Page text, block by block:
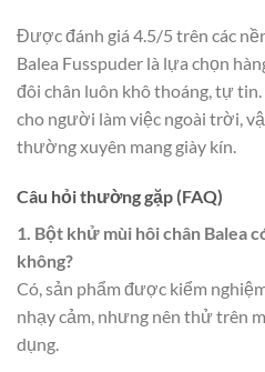
Được đánh giá 4.5/5 trên các
Balea Fusspuder là lựa chọn
đôi chân luôn khô thoáng, tự
cho người làm việc ngoài trời,
thường xuyên mang giày kín.
Câu hỏi thường gặp (FAQ)
1. Bột khử mùi hôi chân Balea
không?
Có, sản phẩm được kiểm
nhạy cảm, nhưng nên thử trên
dụng.